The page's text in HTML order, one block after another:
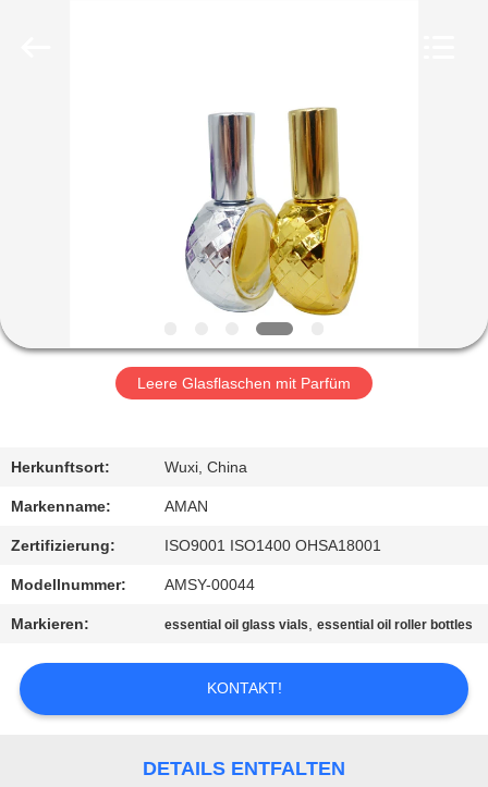
VR-
SHOW
UNS
QUALITÄTSKONTROLLE
KONTAKT
MIT
Leere Glasflaschen mit Parfüm
Herkunftsort: Wuxi, China
Markenname: AMAN
Zertifizierung: ISO9001 ISO1400 OHSA18001
Modellnummer: AMSY-00044
Markieren: essential oil glass vials,essential oil roller bottles
KONTAKT!
DETAILS ENTFALTEN